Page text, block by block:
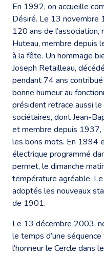
En 1992, on accueille
Désiré. Le 13
120 ans de
Huteau, membre
à la fête. Un hommage
Joseph Retailleau,
pendant 74 ans
bonne humeur au
président retrace aussi
sociétaires, dont Jean-
et membre depuis 1937,
les bons mots. En 1994
électrique programmé
permet, le dimanche
température agréable.
adoptés les nouveaux
de 1901.
Le 13 décembre 2003,
le temps d’une
l’honneur le Cercle dans